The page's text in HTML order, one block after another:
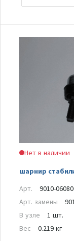
Нет в наличии
шарнир
Арт.
9010-
Арт. замены
В узле
1 шт.
Вес
0.219 кг